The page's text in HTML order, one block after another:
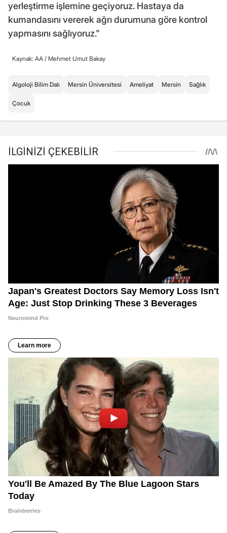
yerleştirme işlemine geçiyoruz. Hastaya da
kumandasını vererek ağrı durumuna göre kontrol
yapmasını sağlıyoruz."
Kaynak: AA / Mehmet Umut Bakay
Algoloji Bilim Dalı Mersin Üniversitesi Ameliyat Mersin Sağlık
Çocuk